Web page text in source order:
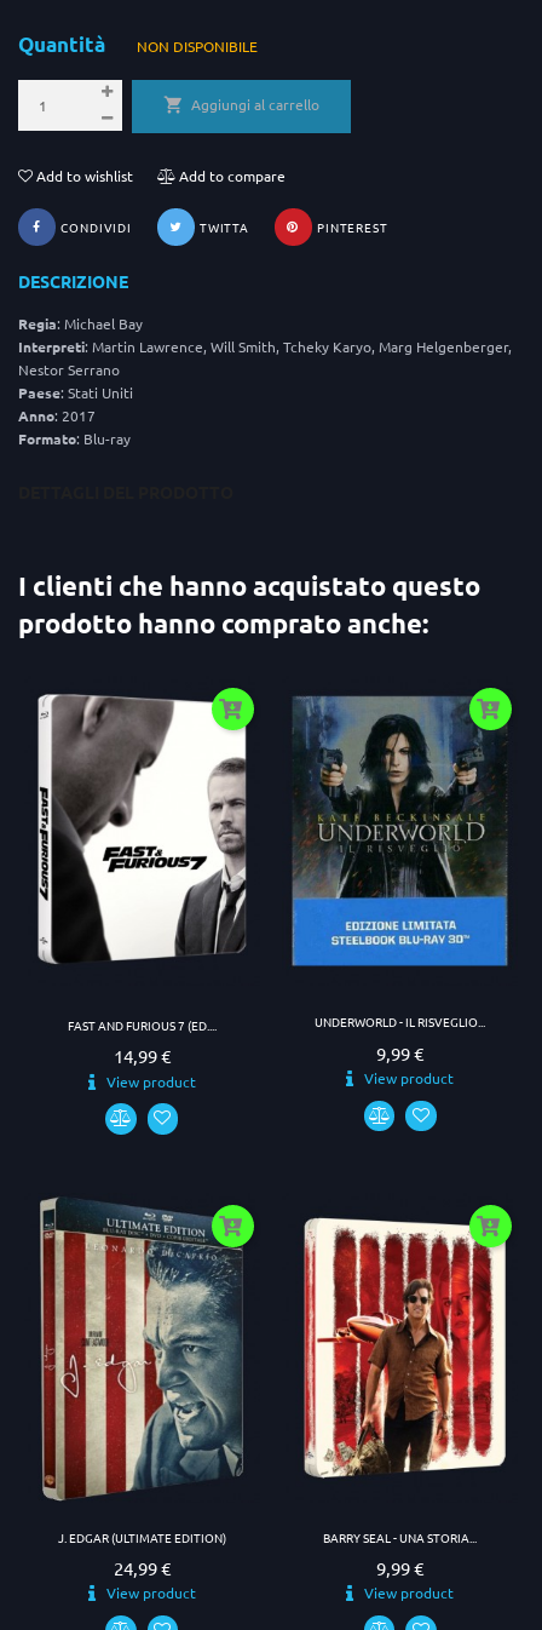
Quantità NON DISPONIBILE
Aggiungi al carrello
Add to wishlist Add to compare
CONDIVIDI TWITTA PINTEREST
DESCRIZIONE
Regia: Michael Bay
Interpreti: Martin Lawrence, Will Smith, Tcheky Karyo, Marg Helgenberger,
Nestor Serrano
Paese: Stati Uniti
Anno: 2017
Formato: Blu-ray
I clienti che hanno acquistato questo
prodotto hanno comprato anche:
FAST AND FURIOUS 7 (ED....
Prezzo
14,99 €
View product
UNDERWORLD - IL RISVEGLIO...
Prezzo
9,99 €
View product
J. EDGAR (ULTIMATE EDITION)
Prezzo
24,99 €
View product
BARRY SEAL - UNA STORIA...
Prezzo
9,99 €
View product